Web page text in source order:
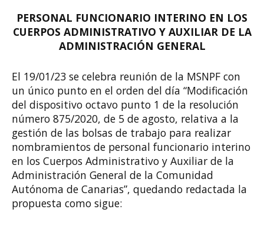
PERSONAL FUNCIONARIO INTERINO EN LOS
CUERPOS ADMINISTRATIVO Y AUXILIAR DE LA
ADMINISTRACIÓN GENERAL
El 19/01/23 se celebra reunión de la MSNPF con
un único punto en el orden del día “Modificación
del dispositivo octavo punto 1 de la resolución
número 875/2020, de 5 de agosto, relativa a la
gestión de las bolsas de trabajo para realizar
nombramientos de personal funcionario interino
en los Cuerpos Administrativo y Auxiliar de la
Administración General de la Comunidad
Autónoma de Canarias”, quedando redactada la
propuesta como sigue: